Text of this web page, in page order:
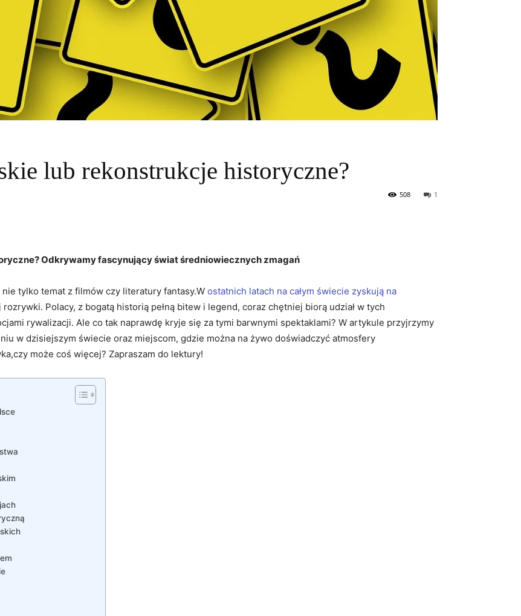
lub rekonstrukcje historyczne?
1
508
Odkrywamy fascynujący świat średniowiecznych zmagań
tylko temat z ‌filmów czy literatury​ fantasy.W ostatnich latach na całym świecie zyskują​ na
rozrywki. Polacy, z bogatą historią pełną bitew ‌i legend, coraz chętniej biorą udział w tych
rywalizacji. Ale‍ co tak ⁤naprawdę kryje się za⁣ tymi ⁢barwnymi​ spektaklami? W artykule przyjrzymy
w dzisiejszym świecie oraz‌ miejscom, gdzie można na żywo doświadczyć atmosfery
może coś więcej?​ Zapraszam do lektury!